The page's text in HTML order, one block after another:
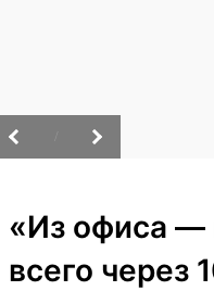
«Из офиса —
всего через